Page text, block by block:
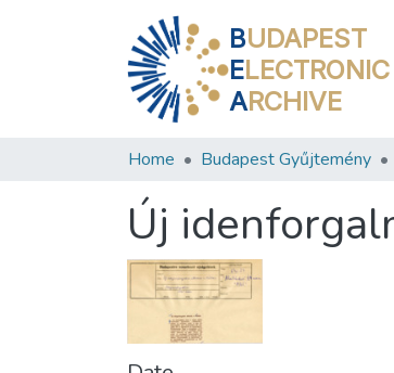
BUDAPEST
ELECTRONIC
ARCHIVE
Home Budapest Gyűjtemény
Új